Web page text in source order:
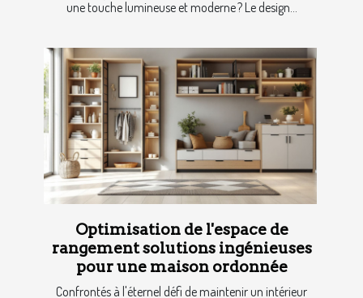
une touche lumineuse et moderne ? Le design...
Optimisation de l'espace de
rangement solutions ingénieuses
pour une maison ordonnée
Confrontés à l'éternel défi de maintenir un intérieur